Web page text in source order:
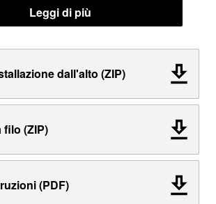
Leggi di più
dall'alto (ZIP)
filo (ZIP)
(PDF)